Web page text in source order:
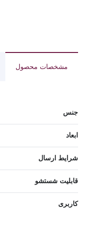
مشخصات محصول
جنس
ابعاد
شرایط ارسال
قابلیت شستشو
کاربری